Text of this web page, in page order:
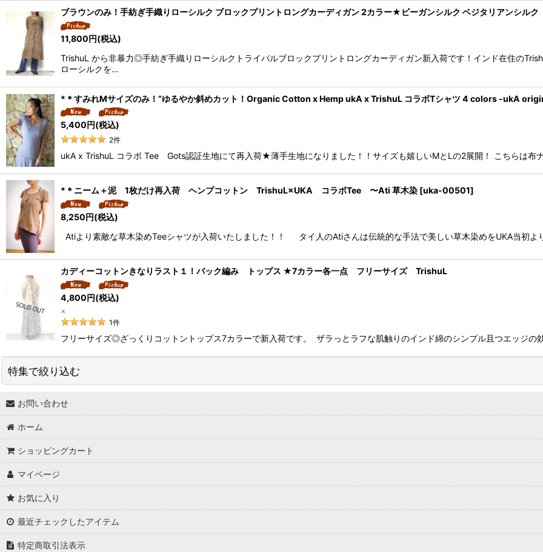
ブラウンのみ！手紡ぎ手織りローシルク ブロックプリントロングカーディガン 2カラー★ビーガンシルク ベジタリアンシル
11,800円(税込)
TrishuL から非暴力◎手紡ぎ手織りローシルクトライバルブロックプリントロングカーディガン新入荷です！インド在住の
ローシルクを…
*＊すみれMサイズのみ！”ゆるやか斜めカット！Organic Cotton x Hemp ukA x TrishuL コラボTシャツ 4 colors -ukA
5,400 円(税込)
2件
ukA x TrishuL コラボ Tee Gots認証生地にて再入荷★薄手生地になりました！！サイズも嬉しいMとLの2展開！ こちらは布
*＊ニーム＋泥 1枚だけ再入荷 ヘンプコットン TrishuL×UKA コラボTee 〜Ati 草木染 [uka-00501]
8,250円(税込)
Atiより素敵な草木染めTeeシャツが入荷いたしました！！ タイ人のAtiさんは伝統的な手法で美しい草木染めをUKA当初よ
カディーコットンきなりラスト１！バック編み トップス ★7カラー各一点 フリーサイズ TrishuL
4,800円(税込)
×
1件
フリーサイズ◎ざっくりコットントップス7カラーで新入荷です。 ザラっとラフな肌触りのインド綿のシンプル且つエッジ
特集で絞り込む
↓ 特集 ↓
★最大６０％OFF SALE★
★BODYコレクション！
★Ethical Life Goods:エシカルライフ商品
★Original Select
お問い合わせ
ホーム
ショッピングカート
マイページ
お気に入り
最近チェックしたアイテム
特定商取引法表示